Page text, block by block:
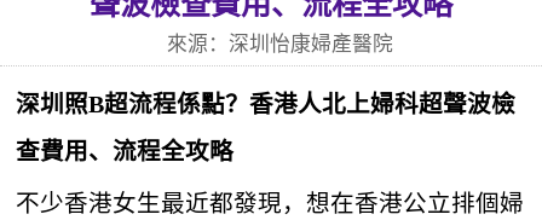
來源：深圳怡康婦產醫院
深圳照B超流程係點？香港人北上婦科超聲波檢
查費用、流程全攻略
不少香港女生最近都發現，想在香港公立排個婦